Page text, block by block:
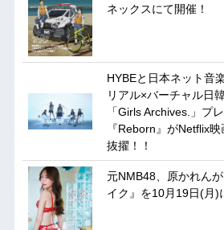
ネックスにて開催！
HYBEと日本ネット音
リアル×バーチャル日
「Girls Archives.」プ
『Reborn』がNetflix
抜擢！！
元NMB48、原かれん
イク』を10月19日(月)